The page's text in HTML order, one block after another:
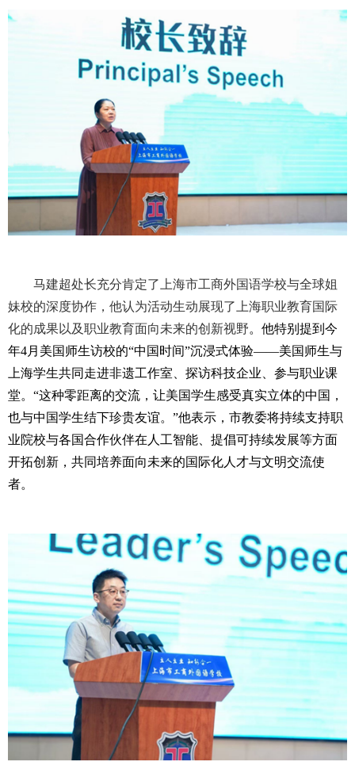
马建超处长充分肯定了上海市工商外国语学校与全球姐
妹校的深度协作，他认为活动生动展现了上海职业教育国际
化的成果以及职业教育面向未来的创新视野。他特别提到今
年4月美国师生访校的“中国时间”沉浸式体验——美国师生与
上海学生共同走进非遗工作室、探访科技企业、参与职业课
堂。 “这种零距离的交流，让美国学生感受真实立体的中国，
也与中国学生结下珍贵友谊。 ”他表示，市教委将持续支持职
业院校与各国合作伙伴在人工智能、提倡可持续发展等方面
开拓创新，共同培养面向未来的国际化人才与文明交流使
者。